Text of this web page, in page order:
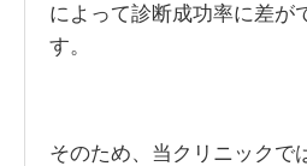
によって診断成功率に差が
す。
そのため、当クリニックで